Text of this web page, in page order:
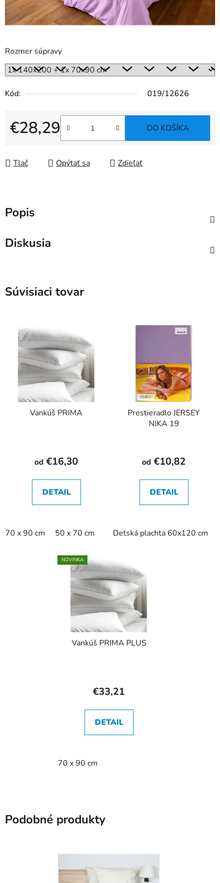
Rozmer súpravy
Kód: 019/12626
€28,29
Jednotková cena:
DO KOŠÍKA
Tlač Opýtať sa Zdieľať
Popis
Diskusia
Súvisiaci tovar
Vankúš PRIMA
od €16,30
DETAIL
70 x 90 cm 50 x 70 cm
Prestieradlo JERSEY
NIKA 19
od €10,82
DETAIL
Detská plachta 60x120 cm
NOVINKA
Vankúš PRIMA PLUS
€33,21
DETAIL
70 x 90 cm
Podobné produkty